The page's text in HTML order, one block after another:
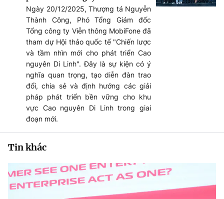
Ngày 20/12/2025, Thượng tá Nguyễn
Thành Công, Phó Tổng Giám đốc
Tổng công ty Viễn thông MobiFone đã
tham dự Hội thảo quốc tế "Chiến lược
và tầm nhìn mới cho phát triển Cao
nguyên Di Linh". Đây là sự kiện có ý
nghĩa quan trọng, tạo diễn đàn trao
đổi, chia sẻ và định hướng các giải
pháp phát triển bền vững cho khu
vực Cao nguyên Di Linh trong giai
đoạn mới.
Tin khác